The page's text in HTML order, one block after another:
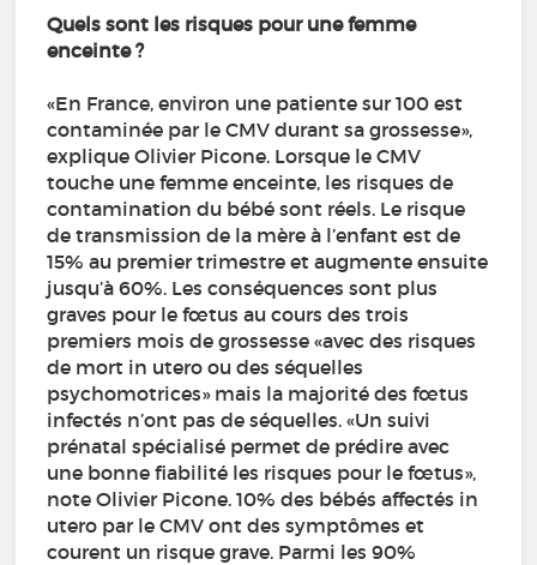
Quels sont les risques pour une femme
enceinte ?
«En France, environ une patiente sur 100 est
contaminée par le CMV durant sa grossesse»,
explique Olivier Picone. Lorsque le CMV
touche une femme enceinte, les risques de
contamination du bébé sont réels. Le risque
de transmission de la mère à l’enfant est de
15% au premier trimestre et augmente ensuite
jusqu’à 60%. Les conséquences sont plus
graves pour le fœtus au cours des trois
premiers mois de grossesse «avec des risques
de mort in utero ou des séquelles
psychomotrices» mais la majorité des fœtus
infectés n’ont pas de séquelles. «Un suivi
prénatal spécialisé permet de prédire avec
une bonne fiabilité les risques pour le fœtus»,
note Olivier Picone. 10% des bébés affectés in
utero par le CMV ont des symptômes et
courent un risque grave. Parmi les 90%